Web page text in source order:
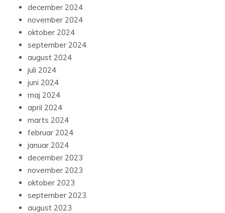
december 2024
november 2024
oktober 2024
september 2024
august 2024
juli 2024
juni 2024
maj 2024
april 2024
marts 2024
februar 2024
januar 2024
december 2023
november 2023
oktober 2023
september 2023
august 2023